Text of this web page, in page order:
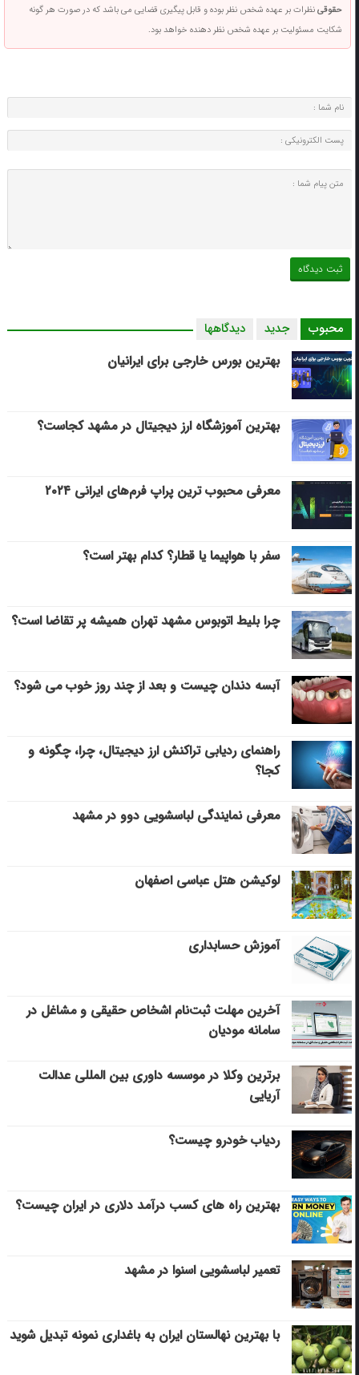
حقوقینظرات بر عهده شخص نظر بوده و قابل پیگیری قضایی می باشد که در صورت هر گونه
شکایت مسئولیت بر عهده شخص نظر دهنده خواهد بود.
محبوب جدید دیدگاهها
بهترین بورس خارجی برای ایرانیان
بهترین آموزشگاه ارز دیجیتال در مشهد کجاست؟
معرفی محبوب ترین پراپ فرم‌های ایرانی ۲۰۲۴
سفر با هواپیما یا قطار؟ کدام بهتر است؟
چرا بلیط اتوبوس مشهد تهران همیشه پر تقاضا است؟
آبسه دندان چیست و بعد از چند روز خوب می‌ شود؟
راهنمای ردیابی تراکنش ارز دیجیتال، چرا، چگونه و
کجا؟
معرفی نمایندگی لباسشویی دوو در مشهد
لوکیشن هتل عباسی اصفهان
آموزش حسابداری
آخرین مهلت ثبت‌نام اشخاص حقیقی و مشاغل در
سامانه مودیان
برترین وکلا در موسسه داوری بین المللی عدالت
آریایی
ردیاب خودرو چیست؟
بهترین راه های کسب درآمد دلاری در ایران چیست؟
تعمیر لباسشویی اسنوا در مشهد
با بهترین نهالستان ایران به باغداری نمونه تبدیل شوید